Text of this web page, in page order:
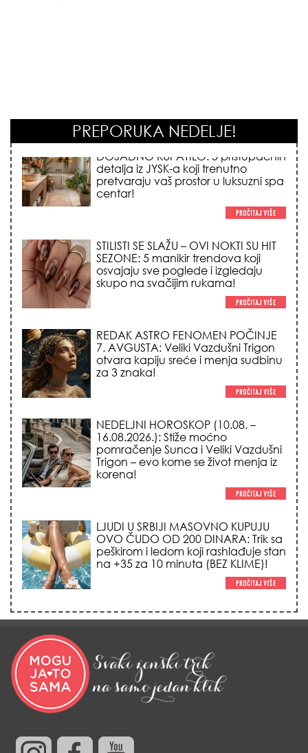
PREPORUKA NEDELJE!
STILISTI SE SLAŽU – OVI NOKTI SU HIT
SEZONE: 5 manikir trendova koji
osvajaju sve poglede i izgledaju
skupo na svačijim rukama!
REDAK ASTRO FENOMEN POČINJE
7. AVGUSTA: Veliki Vazdušni Trigon
otvara kapiju sreće i menja sudbinu
NEDELJNI HOROSKOP (10.08. –
16.08.2026.): Stiže moćno
pomračenje Sunca i Veliki Vazdušni
Trigon – evo kome se život menja iz
LJUDI U SRBIJI MASOVNO KUPUJU
OVO ČUDO OD 200 DINARA: Trik sa
peškirom i ledom koji rashlađuje stan
na +35 za 10 minuta (BEZ KLIME)!
TRIK SA CRVENIM NOVČANIKOM I
LOVOROVIM LISTOM: Stari ritual
privlačenja novca koji treba uraditi
0 dinara, a sve je blistalo i mirisalo
danima!
kamilicom koji pegla bore, briše
nadutost i vraća sjaj licu za 3